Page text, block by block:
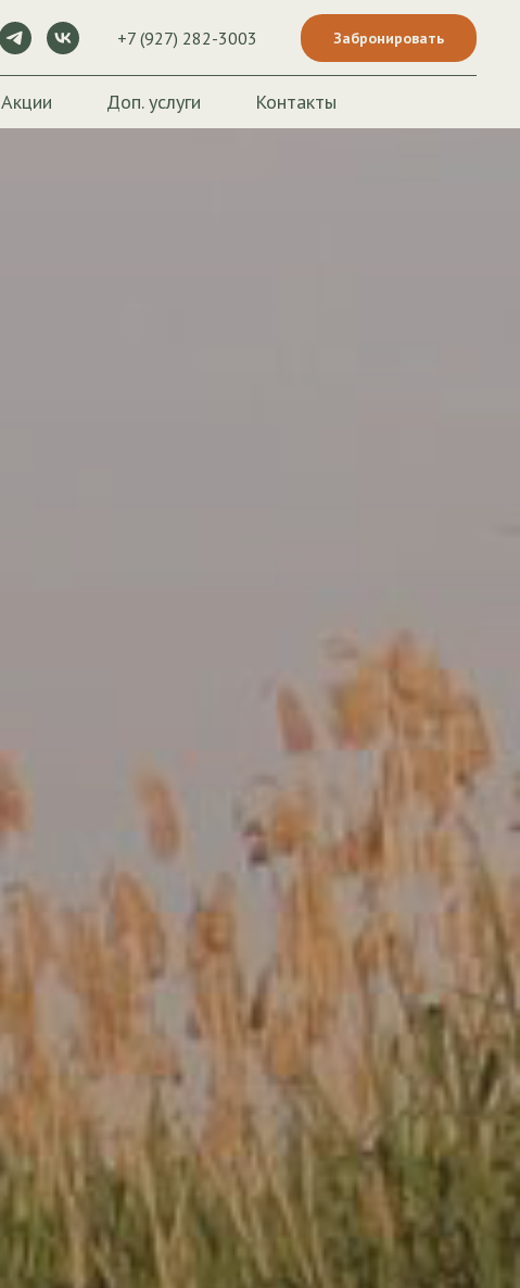
+7 (927) 282-3003 Забронировать
Акции Доп. услуги Контакты